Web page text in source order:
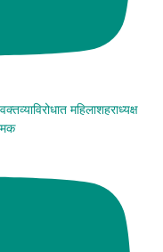
महिलाशहराध्यक्ष